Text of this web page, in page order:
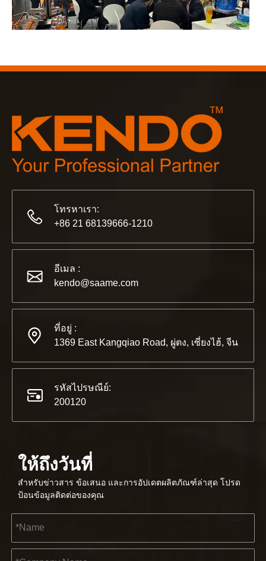
งานโคโลญจน์ 2023 เป็นสถานที่ที่ยอดเยี่ยมสำหรับ Kendo
2565-11-21
พันธมิตรและเพื่อน ๆ เรามีข่าวดีที่จะแบ่งปันกับคุณ⚒ เราจะไป
โทรหาเรา:
+86 21 68139666-1210
อีเมล :
kendo@saame.com
ที่อยู่ :
1369 East Kangqiao Road, ผู่ตง, เซี่ยงไฮ้, จีน
รหัสไปรษณีย์:
200120
ให้ถึงวันที่
สำหรับข่าวสาร ข้อเสนอ และการอัปเดตผลิตภัณฑ์ล่าสุด โปรด
ป้อนข้อมูลติดต่อของคุณ